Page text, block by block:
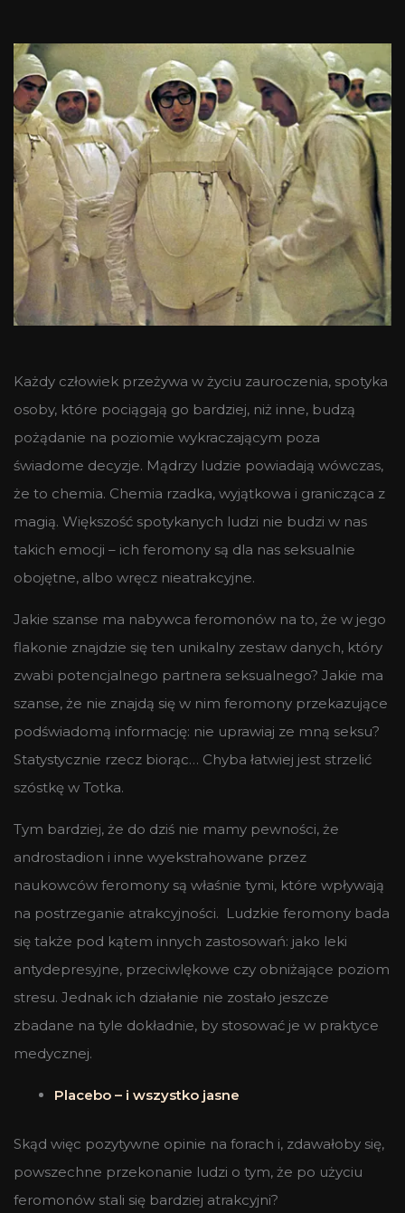
Każdy człowiek przeżywa w życiu zauroczenia, spotyka
osoby, które pociągają go bardziej, niż inne, budzą
pożądanie na poziomie wykraczającym poza
świadome decyzje. Mądrzy ludzie powiadają wówczas,
że to chemia. Chemia rzadka, wyjątkowa i granicząca z
magią. Większość spotykanych ludzi nie budzi w nas
takich emocji – ich feromony są dla nas seksualnie
obojętne, albo wręcz nieatrakcyjne.
Jakie szanse ma nabywca feromonów na to, że w jego
flakonie znajdzie się ten unikalny zestaw danych, który
zwabi potencjalnego partnera seksualnego? Jakie ma
szanse, że nie znajdą się w nim feromony przekazujące
podświadomą informację: nie uprawiaj ze mną seksu?
Statystycznie rzecz biorąc… Chyba łatwiej jest strzelić
szóstkę w Totka.
Tym bardziej, że do dziś nie mamy pewności, że
androstadion i inne wyekstrahowane przez
naukowców feromony są właśnie tymi, które wpływają
na postrzeganie atrakcyjności. Ludzkie feromony bada
się także pod kątem innych zastosowań: jako leki
antydepresyjne, przeciwlękowe czy obniżające poziom
stresu. Jednak ich działanie nie zostało jeszcze
zbadane na tyle dokładnie, by stosować je w praktyce
medycznej.
Placebo – i wszystko jasne
Skąd więc pozytywne opinie na forach i, zdawałoby się,
powszechne przekonanie ludzi o tym, że po użyciu
feromonów stali się bardziej atrakcyjni?